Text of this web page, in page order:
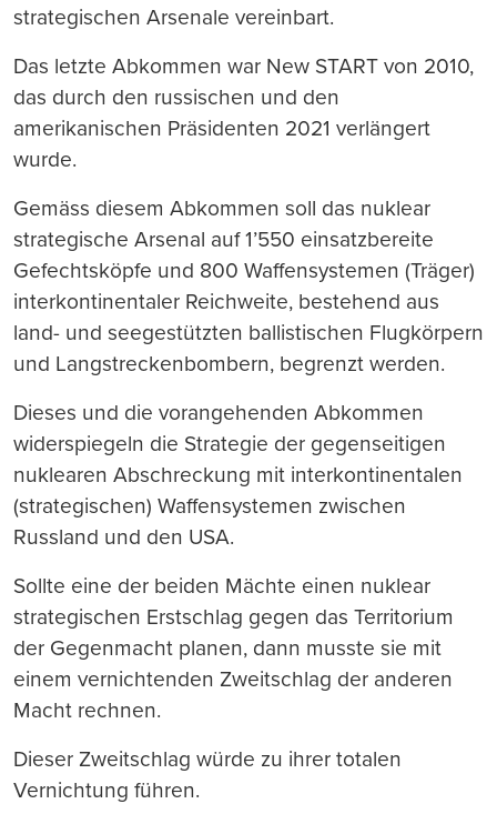
strategischen Arsenale vereinbart.
Das letzte Abkommen war New START von 2010,
das durch den russischen und den
amerikanischen Präsidenten 2021 verlängert
wurde.
Gemäss diesem Abkommen soll das nuklear
strategische Arsenal auf 1’550 einsatzbereite
Gefechtsköpfe und 800 Waffensystemen (Träger)
interkontinentaler Reichweite, bestehend aus
land- und seegestützten ballistischen Flugkörpern
und Langstreckenbombern, begrenzt werden.
Dieses und die vorangehenden Abkommen
widerspiegeln die Strategie der gegenseitigen
nuklearen Abschreckung mit interkontinentalen
(strategischen) Waffensystemen zwischen
Russland und den USA.
Sollte eine der beiden Mächte einen nuklear
strategischen Erstschlag gegen das Territorium
der Gegenmacht planen, dann musste sie mit
einem vernichtenden Zweitschlag der anderen
Macht rechnen.
Dieser Zweitschlag würde zu ihrer totalen
Vernichtung führen.